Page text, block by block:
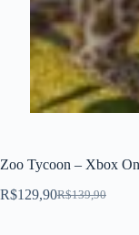
Zoo Tycoon – Xbox
R$139,90
R$129,90